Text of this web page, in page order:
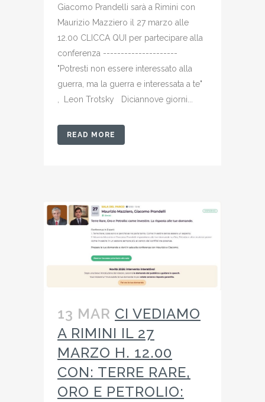
Giacomo Prandelli sarà a Rimini con
Maurizio Mazziero il 27 marzo alle
12.00 CLICCA QUI per partecipare alla
conferenza ---------------------
"Potresti non essere interessato alla
guerra, ma la guerra e interessata a te"
, Leon Trotsky Diciannove giorni...
READ MORE
13 MAR CI VEDIAMO
A RIMINI IL 27
MARZO H. 12.00
CON: TERRE RARE,
ORO E PETROLIO: